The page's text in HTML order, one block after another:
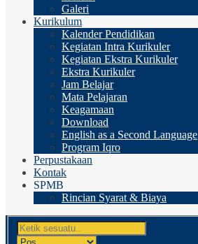
Galeri
Kurikulum
Kalender Pendidikan
Kegiatan Intra Kurikuler
Kegiatan Ekstra Kurikuler
Ekstra Kurikuler
Jam Belajar
Mata Pelajaran
Keagamaan
Download
English as a Second Language
Program Iqro
Perpustakaan
Kontak
SPMB
Rincian Syarat & Biaya